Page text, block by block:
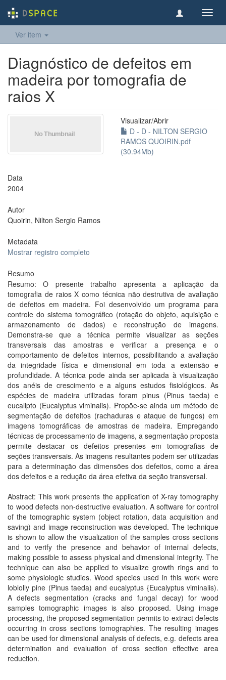
Ver item
Diagnóstico de defeitos em
madeira por tomografia de
raios X
Visualizar/Abrir
D - D - NILTON SERGIO
RAMOS QUOIRIN.pdf
(30.94Mb)
Data
2004
Autor
Quoirin, Nilton Sergio Ramos
Metadata
Mostrar registro completo
Resumo
Resumo: O presente trabalho apresenta a aplicação da
tomografia de raios X como técnica não destrutiva de avaliação
de defeitos em madeira. Foi desenvolvido um programa para
controle do sistema tomográfico (rotação do objeto, aquisição e
armazenamento de dados) e reconstrução de imagens.
Demonstra-se que a técnica permite visualizar as seções
transversais das amostras e verificar a presença e o
comportamento de defeitos internos, possibilitando a avaliação
da integridade física e dimensional em toda a extensão e
profundidade. A técnica pode ainda ser aplicada à visualização
dos anéis de crescimento e a alguns estudos fisiológicos. As
espécies de madeira utilizadas foram pinus (Pinus taeda) e
eucalipto (Eucalyptus viminalis). Propõe-se ainda um método de
segmentação de defeitos (rachaduras e ataque de fungos) em
imagens tomográficas de amostras de madeira. Empregando
técnicas de processamento de imagens, a segmentação proposta
permite destacar os defeitos presentes em tomografias de
seções transversais. As imagens resultantes podem ser utilizadas
para a determinação das dimensões dos defeitos, como a área
dos defeitos e a redução da área efetiva da seção transversal.
Abstract: This work presents the application of X-ray tomography
to wood defects non-destructive evaluation. A software for control
of the tomographic system (object rotation, data acquisition and
saving) and image reconstruction was developed. The technique
is shown to allow the visualization of the samples cross sections
and to verify the presence and behavior of internal defects,
making possible to assess physical and dimensional integrity. The
technique can also be applied to visualize growth rings and to
some physiologic studies. Wood species used in this work were
loblolly pine (Pinus taeda) and eucalyptus {Eucalyptus viminalis).
A defects segmentation (cracks and fungal decay) for wood
samples tomographic images is also proposed. Using image
processing, the proposed segmentation permits to extract defects
occurring in cross sections tomographies. The resulting images
can be used for dimensional analysis of defects, e.g. defects area
determination and evaluation of cross section effective area
reduction.